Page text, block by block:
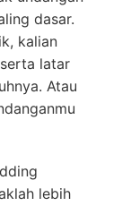
dasar.
kalian
latar
Atau
lebih